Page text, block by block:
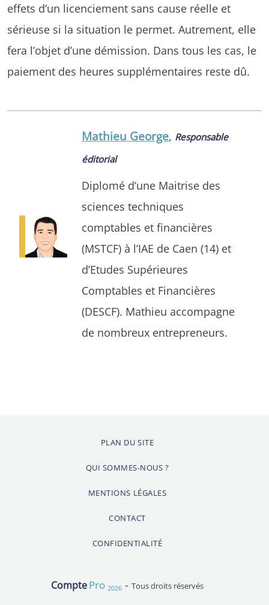
effets d’un licenciement sans cause réelle et
sérieuse si la situation le permet. Autrement, elle
fera l’objet d’une démission. Dans tous les cas, le
paiement des heures supplémentaires reste dû.
Mathieu George, Responsable
éditorial
Diplomé d’une Maitrise des
sciences techniques
comptables et financières
(MSTCF) à l’IAE de Caen (14) et
d’Etudes Supérieures
Comptables et Financières
(DESCF). Mathieu accompagne
de nombreux entrepreneurs.
PLAN DU SITE
QUI SOMMES-NOUS ?
MENTIONS LÉGALES
CONTACT
CONFIDENTIALITÉ
ComptePro 2026 - Tous droits réservés